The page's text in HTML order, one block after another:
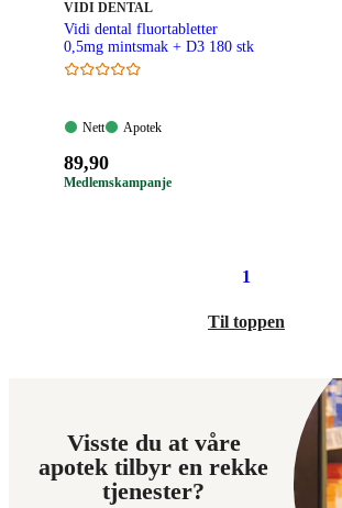
MERKE:
VIDI DENTAL
Vidi dental fluortabletter
0,5mg mintsmak + D3 180 stk
Nett:
Nett
Apotek:
Apotek
Pris:
89,90
89,90
Medlemskampanje
1
Til toppen
Visste du at våre
apotek tilbyr en rekke
tjenester?